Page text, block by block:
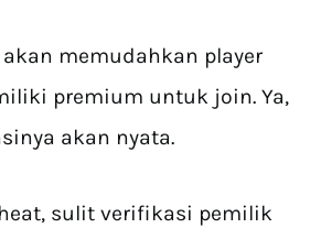
memudahkan player
premium untuk join. Ya,
akan nyata.
sulit verifikasi pemilik